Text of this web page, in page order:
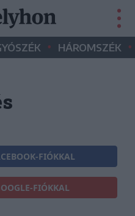
• HÁROMSZÉK •
FIÓKKAL
FIÓKKAL